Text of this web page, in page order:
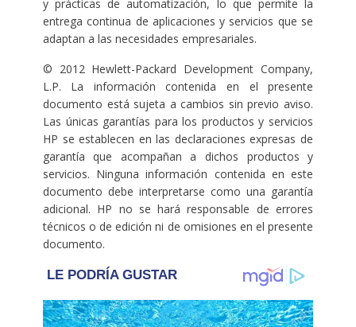
y prácticas de automatización, lo que permite la
entrega continua de aplicaciones y servicios que se
adaptan a las necesidades empresariales.
© 2012 Hewlett-Packard Development Company,
L.P. La información contenida en el presente
documento está sujeta a cambios sin previo aviso.
Las únicas garantías para los productos y servicios
HP se establecen en las declaraciones expresas de
garantía que acompañan a dichos productos y
servicios. Ninguna información contenida en este
documento debe interpretarse como una garantía
adicional. HP no se hará responsable de errores
técnicos o de edición ni de omisiones en el presente
documento.